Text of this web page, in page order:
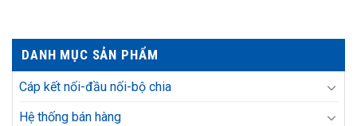
DANH MỤC SẢN PHẨM
Cáp kết nối-đầu nối-bộ chia
Hệ thống bán hàng